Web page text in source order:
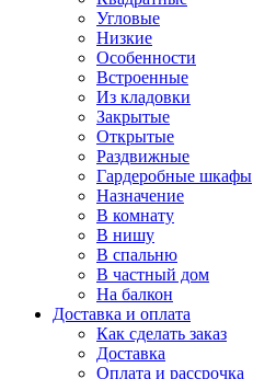
Угловые
Низкие
Особенности
Встроенные
Из кладовки
Закрытые
Открытые
Раздвижные
Гардеробные шкафы
Назначение
В комнату
В нишу
В спальню
В частный дом
На балкон
Доставка и оплата
Как сделать заказ
Доставка
Оплата и рассрочка